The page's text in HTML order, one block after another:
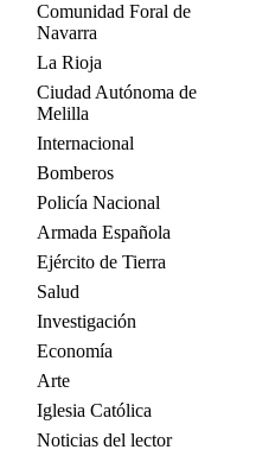
Comunidad Foral de
Navarra
La Rioja
Ciudad Autónoma de
Melilla
Internacional
Bomberos
Policía Nacional
Armada Española
Ejército de Tierra
Salud
Investigación
Economía
Arte
Iglesia Católica
Noticias del lector